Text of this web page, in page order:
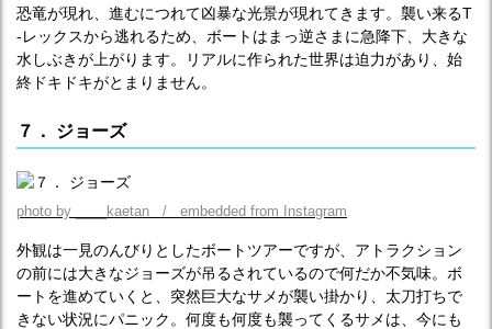
恐竜が現れ、進むにつれて凶暴な光景が現れてきます。襲い来るT
-レックスから逃れるため、ボートはまっ逆さまに急降下、大きな
水しぶきが上がります。リアルに作られた世界は迫力があり、始
終ドキドキがとまりません。
７． ジョーズ
photo by ____kaetan / embedded from Instagram
外観は一見のんびりとしたボートツアーですが、アトラクション
の前には大きなジョーズが吊るされているので何だか不気味。ボ
ートを進めていくと、突然巨大なサメが襲い掛かり、太刀打ちで
きない状況にパニック。何度も何度も襲ってくるサメは、今にも